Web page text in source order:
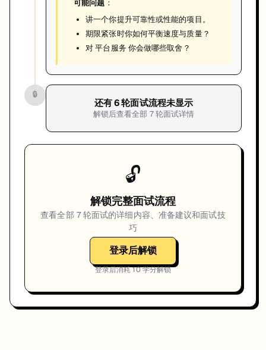
可能问题 ：
讲一个你提升可靠性或性能的项目。
期限紧张时你如何平衡速度与质量？
对 平台服务 你会做哪些取舍？
🔒
还有6轮面试流程未显示
解锁后查看全部 7轮面试详情
🔓
解锁完整面试流程
查看全部 7轮面试的详细内容、准备建议和面试技
巧
登录后解锁
登录后消耗10学分解锁